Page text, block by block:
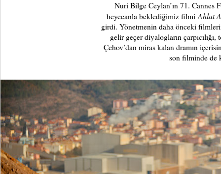
Nuri Bilge Ceylan’ın 71. Cannes
heyecanla beklediğimiz filmiAhlat
girdi. Yönetmenin daha önceki
gelir geçer diyalogların
Çehov’dan miras kalan dramın
son filminde de